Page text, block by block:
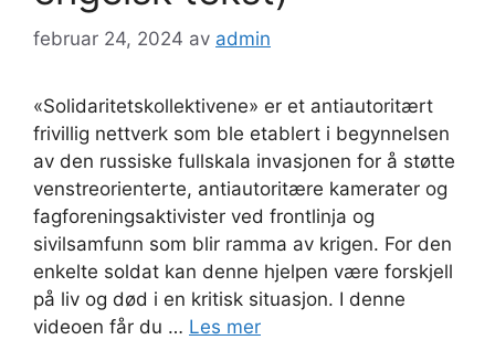
februar 24, 2024 av admin
«Solidaritetskollektivene» er et antiautoritært
frivillig nettverk som ble etablert i begynnelsen
av den russiske fullskala invasjonen for å støtte
venstreorienterte, antiautoritære kamerater og
fagforeningsaktivister ved frontlinja og
sivilsamfunn som blir ramma av krigen. For den
enkelte soldat kan denne hjelpen være forskjell
på liv og død i en kritisk situasjon. I denne
videoen får du … Les mer